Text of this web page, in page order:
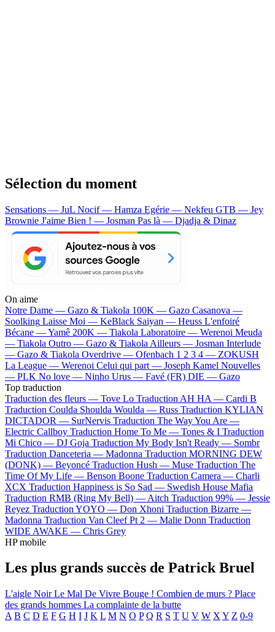
Sélection du moment
Sensations — JuL Nocif — Hamza Egérie — Nekfeu GTB — Jey
Brownie J'aime Bien ! — Josman Pas là — Djadja & Dinaz
On aime
Notre Dame — Gazo & Tiakola 100K — Gazo Casanova —
Soolking Laisse Moi — KeBlack Saiyan — Heuss L'enfoiré
Bécane —Yamê 200K — Tiakola Laboratoire — Werenoi Meuda
— Tiakola Outro — Gazo & Tiakola Ailleurs — Josman Interlude
— Gazo & Tiakola Overdrive — Ofenbach 1 2 3 4 — ZOKUSH
La League — Werenoi Celui qui part — Joseph Kamel Nouvelles
— PLK No love — Ninho Urus — Favé (FR) DIE — Gazo
Top traduction
Traduction des fleurs — Tove Lo Traduction AH HA — Cardi B
Traduction Coulda Shoulda Woulda — Russ Traduction KYLIAN
DICTADOR — SurNervis Traduction The Way You Are —
Electric Callboy Traduction Home To Me — Tones & I Traduction
Mi Chico — DJ Goja Traduction My Body Isn't Ready — Sombr
Traduction Danceteria — Madonna Traduction MORNING DEW
(DONK) — Beyoncé Traduction Hush — Muse Traduction The
Time Of My Life — Benson Boone Traduction Camera — Charli
XCX Traduction Happiness is So Sad — Swedish House Mafia
Traduction RMB (Ring My Bell) — Aitch Traduction 99% — Jessie
Reyez Traduction YOYO — Don Xhoni Traduction Bizarre —
Madonna Traduction Van Cleef Pt 2 — Malie Donn Traduction
WIDE AWAKE — Chris Grey
HP mobile
Les plus grands succès de Patrick Bruel
L'aigle NoirLe Mal De Vivre Bouge ! Combien de murs ? Place
des grands hommes La complainte de la butte
A B C D E F G H I J K L M N O P Q R S T U V W X Y Z 0-9